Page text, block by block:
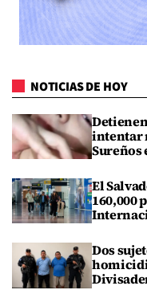
NOTICIAS DE HOY
intentar
Sureños
El
160,000
Dos